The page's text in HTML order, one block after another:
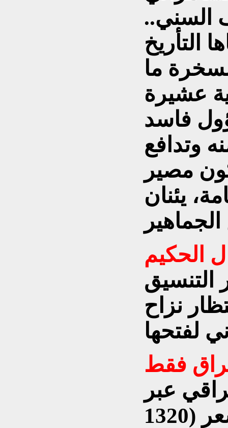
السني..
ما
عشيرة
فاسد
وتدافع
مصير
يئنان
الحكيم
التنسيق
نزاح
فقط
عبر
نافذة العملة الدولار بسعر (1320